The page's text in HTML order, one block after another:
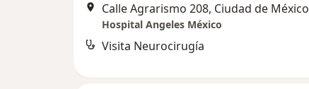
Calle Agrarismo 208, Ciudad de México
Hospital Angeles México
Visita Neurocirugía